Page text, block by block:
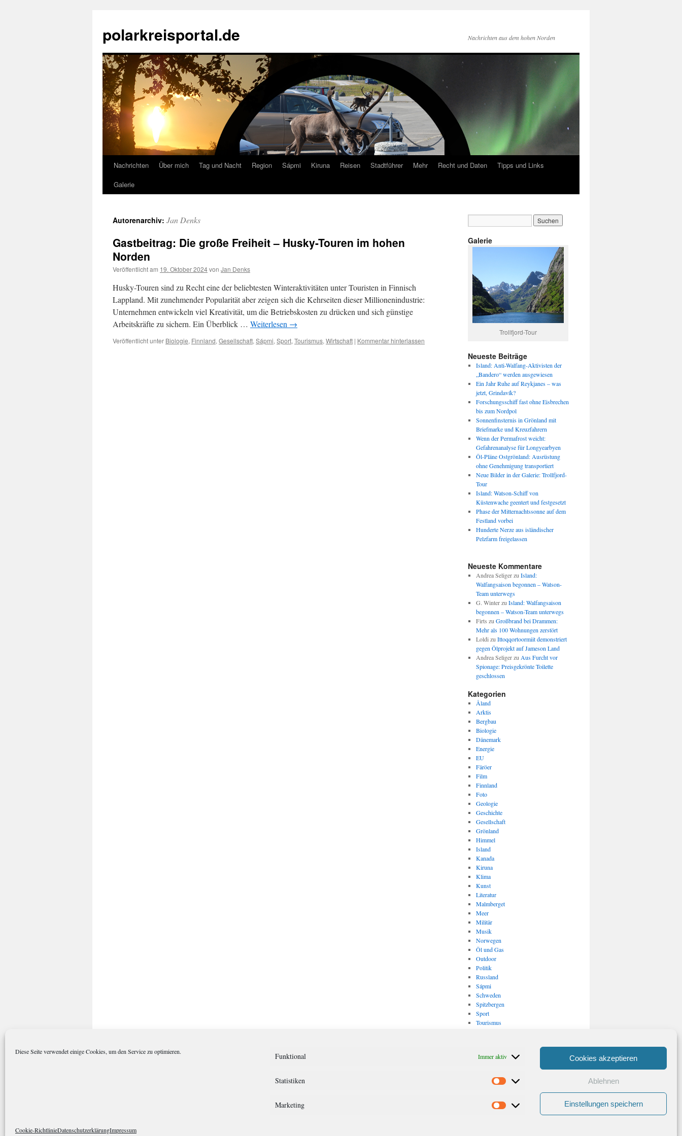
Diese Seite verwendet einige Cookies, um den Service zu optimieren. Funktional Immer aktiv
Statistiken Statistiken
Marketing Marketing
Cookies akzeptieren
Ablehnen
Einstellungen speichern
Cookie-RichtlinieDatenschutzerklärungImpressum
springen
polarkreisportal.de Nachrichten aus dem hohen Norden
Nachrichten Über mich Tag und Nacht Region Sápmi Kiruna Reisen Stadtführer Mehr Recht und Daten
Tipps und Links
Galerie
Autorenarchiv: Jan Denks
Gastbeitrag: Die große Freiheit – Husky-Touren im hohen
Norden
Veröffentlicht am 19. Oktober 2024von Jan Denks
Husky-Touren sind zu Recht eine der beliebtesten Winteraktivitäten unter Touristen in Finnisch
Lappland. Mit zunehmender Popularität aber zeigen sich die Kehrseiten dieser Millionenindustrie:
Unternehmen entwickeln viel Kreativität, um die Betriebskosten zu drücken und sich günstige
Arbeitskräfte zu sichern. Ein Überblick … Weiterlesen →
Veröffentlicht unter Biologie, Finnland, Gesellschaft, Sápmi, Sport, Tourismus, Wirtschaft | Kommentar hinterlassen
Galerie
Trollfjord-Tour
Neueste Beiträge
Island: Anti-Walfang-Aktivisten der
„Bandero“ werden ausgewiesen
Ein Jahr Ruhe auf Reykjanes – was
jetzt, Grindavík?
Forschungsschiff fast ohne Eisbrechen
bis zum Nordpol
Sonnenfinsternis in Grönland mit
Briefmarke und Kreuzfahrern
Wenn der Permafrost weicht:
Gefahrenanalyse für Longyearbyen
Öl-Pläne Ostgrönland: Ausrüstung
ohne Genehmigung transportiert
Neue Bilder in der Galerie: Trollfjord-
Tour
Island: Watson-Schiff von
Küstenwache geentert und festgesetzt
Phase der Mitternachtssonne auf dem
Festland vorbei
Hunderte Nerze aus isländischer
Pelzfarm freigelassen
Neueste Kommentare
Andrea Seligerzu Island:
Walfangsaison begonnen – Watson-
Team unterwegs
G. Winterzu Island: Walfangsaison
begonnen – Watson-Team unterwegs
Firts zu Großbrand bei Drammen:
Mehr als 100 Wohnungen zerstört
Loldi zu Ittoqqortoormiit demonstriert
gegen Ölprojekt auf Jameson Land
Andrea Seligerzu Aus Furcht vor
Spionage: Preisgekrönte Toilette
geschlossen
Kategorien
Åland
Arktis
Bergbau
Biologie
Dänemark
Energie
EU
Färöer
Film
Finnland
Foto
Geologie
Geschichte
Gesellschaft
Grönland
Himmel
Island
Kanada
Kiruna
Klima
Kunst
Literatur
Malmberget
Meer
Militär
Musik
Norwegen
Öl und Gas
Outdoor
Politik
Russland
Sápmi
Schweden
Spitzbergen
Sport
Tourismus
Vulkanismus/ Erdbeben